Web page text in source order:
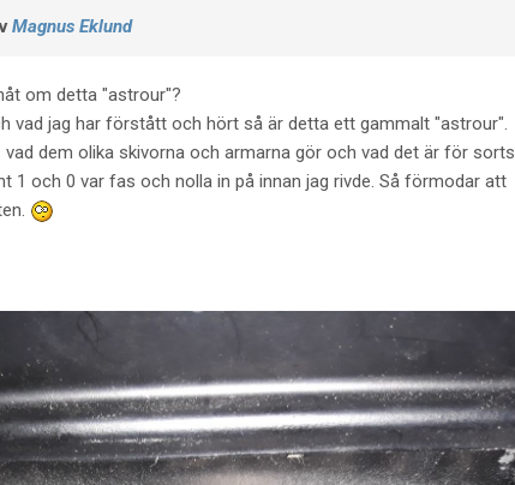
Magnus Eklund
om detta "astrour"?
vad jag har förstått och hört så är detta ett gammalt "astrour".
vad dem olika skivorna och armarna gör och vad det är för sorts
1 och 0 var fas och nolla in på innan jag rivde. Så förmodar att